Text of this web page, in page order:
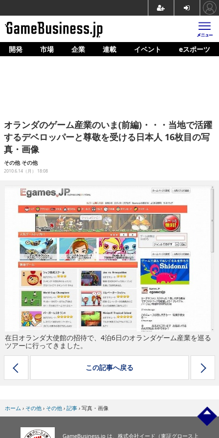
ホーム
企業動向
人材育成
産業政策
連載
イベント/セミナー
eスポーツ
開発 市場 企業 連載 イベント eスポーツ
オランダのゲーム産業のいま(前編)・・・当地で活躍
するデベロッパーと尊敬を受ける日本人 16枚目の写
真・画像
その他 その他
2010.6.14（月） 18:08
在日オランダ大使館の招待で、4泊6日のオランダゲーム産業を巡る
ツアーに行ってきました。
この記事へ戻る
ホーム › その他 › その他 › 記事 › 写真・画像
GameBusiness.jp は、株式会社イード（東証グロース上